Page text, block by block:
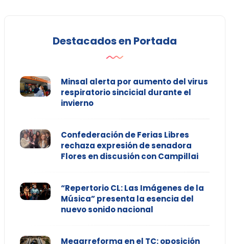
Destacados en Portada
Minsal alerta por aumento del virus
respiratorio sincicial durante el
invierno
Confederación de Ferias Libres
rechaza expresión de senadora
Flores en discusión con Campillai
“Repertorio CL: Las Imágenes de la
Música” presenta la esencia del
nuevo sonido nacional
Megarreforma en el TC: oposición